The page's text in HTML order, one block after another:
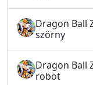
Dragon Ball
szörny
Dragon Ball
robot